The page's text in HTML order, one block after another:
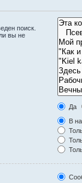
поиск.
вы не
Да
В